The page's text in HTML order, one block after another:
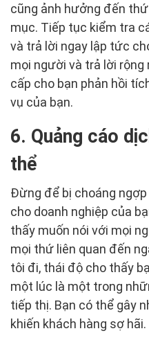
cũng ảnh hưởng đến
mục. Tiếp tục kiểm tra
và trả lời ngay lập tức
mọi người và trả lời
cấp cho bạn phản hồi
vụ của bạn.
6. Quảng cáo
thể
Đừng để bị choáng
cho doanh nghiệp của
thấy muốn nói với mọi
mọi thứ liên quan đến
tôi đi, thái độ cho thấy
một lúc là một trong
tiếp thị. Bạn có thể gây
khiến khách hàng sợ hãi.